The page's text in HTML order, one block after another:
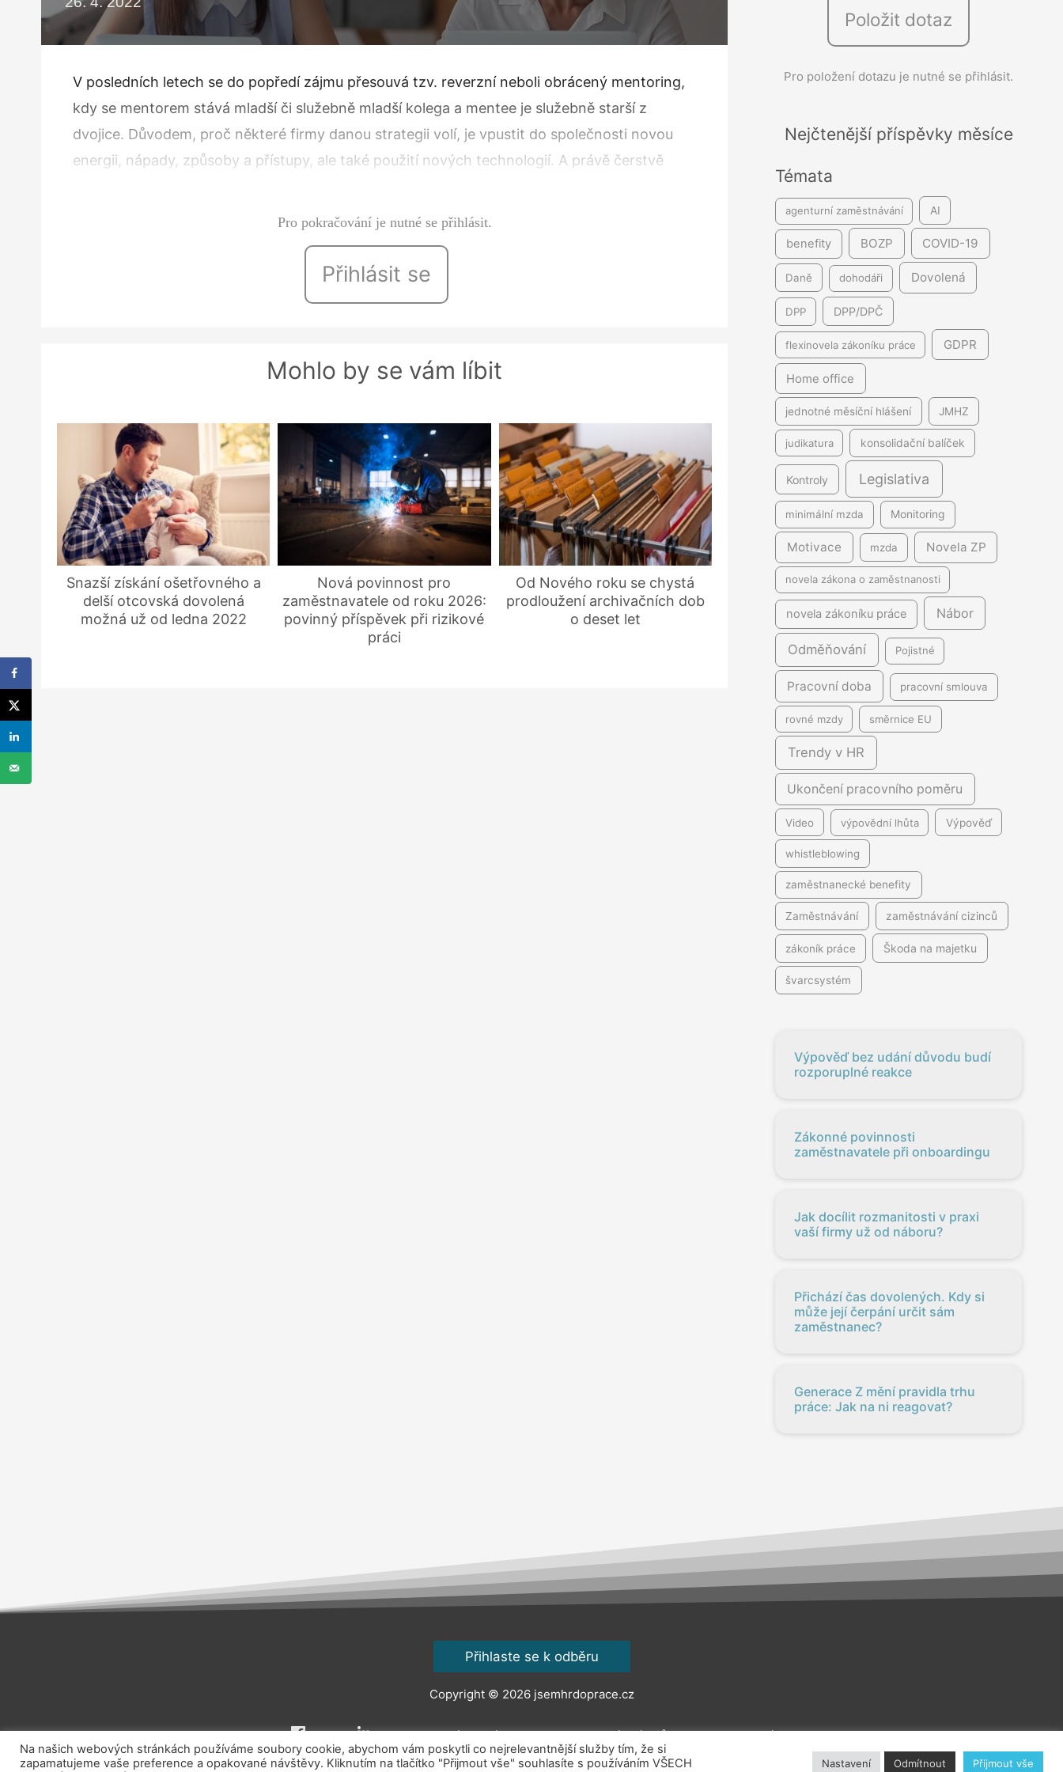
V posledních letech se do popředí zájmu přesouvá tzv. reverzní neboli obrácený mentoring,
kdy se mentorem stává mladší či služebně mladší kolega a mentee je služebně starší z
dvojice. Důvodem, proč některé firmy danou strategii volí, je vpustit do společnosti novou
energii, nápady, způsoby a přístupy, ale také použití nových technologií. A právě čerstvě
Pro pokračování je nutné se přihlásit.
Přihlásit se
Mohlo by se vám líbit
Snazší získání ošetřovného a
delší otcovská dovolená
možná už od ledna 2022
Nová povinnost pro
zaměstnavatele od roku 2026:
povinný příspěvek při rizikové
práci
Od Nového roku se chystá
prodloužení archivačních dob
o deset let
Položit dotaz
Pro položení dotazu je nutné se přihlásit.
Nejčtenější příspěvky měsíce
Témata
agenturní zaměstnávání AI
benefity BOZP COVID-19
Daně dohodáři Dovolená
DPP DPP/DPČ
flexinovela zákoníku práce GDPR
Home office
jednotné měsíční hlášení JMHZ
judikatura konsolidační balíček
Kontroly Legislativa
minimální mzda Monitoring
Motivace mzda Novela ZP
novela zákona o zaměstnanosti
novela zákoníku práce Nábor
Odměňování Pojistné
Pracovní doba pracovní smlouva
rovné mzdy směrnice EU
Trendy v HR
Ukončení pracovního poměru
Video výpovědní lhůta Výpověď
whistleblowing
zaměstnanecké benefity
Zaměstnávání zaměstnávání cizinců
zákoník práce Škoda na majetku
švarcsystém
Výpověď bez udání důvodu budí
rozporuplné reakce
Zákonné povinnosti
zaměstnavatele při onboardingu
Jak docílit rozmanitosti v praxi
vaší firmy už od náboru?
Přichází čas dovolených. Kdy si
může její čerpání určit sám
zaměstnanec?
Generace Z mění pravidla trhu
práce: Jak na ni reagovat?
Přihlaste se k odběru
Copyright © 2026 jsemhrdoprace.cz
Obchodní podmínky Ochrana osobních údajů Kontakt O nás
Na našich webových stránkách používáme soubory cookie, abychom vám poskytli co nejrelevantnější služby tím, že si
zapamatujeme vaše preference a opakované návštěvy. Kliknutím na tlačítko "Přijmout vše" souhlasíte s používáním VŠECH
Nastavení Odmítnout Přijmout vše